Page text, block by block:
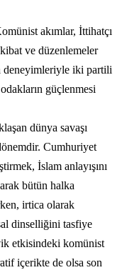
akımlar, İttihatçı
ve düzenlemeler
deneyimleriyle iki partili
güçlenmesi
dünya savaşı
Cumhuriyet
İslam anlayışını
bütün halka
irtica olarak
dinselliğini tasfiye
etkisindeki komünist
içerikte de olsa son